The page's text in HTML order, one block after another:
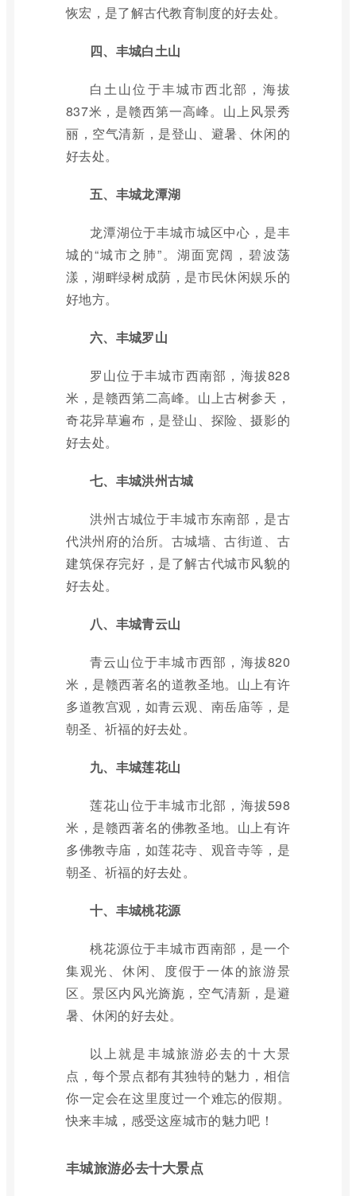
恢宏，是了解古代教育制度的好去处。
四、丰城白土山
白土山位于丰城市西北部，海拔
837米，是赣西第一高峰。山上风景秀
丽，空气清新，是登山、避暑、休闲的
好去处。
五、丰城龙潭湖
龙潭湖位于丰城市城区中心，是丰
城的“城市之肺”。湖面宽阔，碧波荡
漾，湖畔绿树成荫，是市民休闲娱乐的
好地方。
六、丰城罗山
罗山位于丰城市西南部，海拔828
米，是赣西第二高峰。山上古树参天，
奇花异草遍布，是登山、探险、摄影的
好去处。
七、丰城洪州古城
洪州古城位于丰城市东南部，是古
代洪州府的治所。古城墙、古街道、古
建筑保存完好，是了解古代城市风貌的
好去处。
八、丰城青云山
青云山位于丰城市西部，海拔820
米，是赣西著名的道教圣地。山上有许
多道教宫观，如青云观、南岳庙等，是
朝圣、祈福的好去处。
九、丰城莲花山
莲花山位于丰城市北部，海拔598
米，是赣西著名的佛教圣地。山上有许
多佛教寺庙，如莲花寺、观音寺等，是
朝圣、祈福的好去处。
十、丰城桃花源
桃花源位于丰城市西南部，是一个
集观光、休闲、度假于一体的旅游景
区。景区内风光旖旎，空气清新，是避
暑、休闲的好去处。
以上就是丰城旅游必去的十大景
点，每个景点都有其独特的魅力，相信
你一定会在这里度过一个难忘的假期。
快来丰城，感受这座城市的魅力吧！
丰城旅游必去十大景点